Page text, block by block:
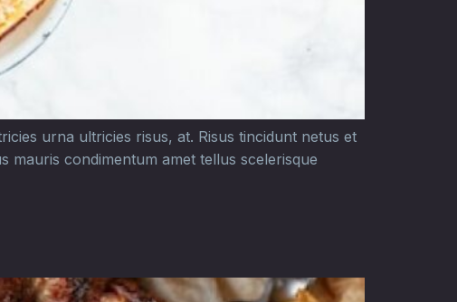
urna ultricies risus, at. Risus tincidunt netus et
condimentum amet tellus scelerisque